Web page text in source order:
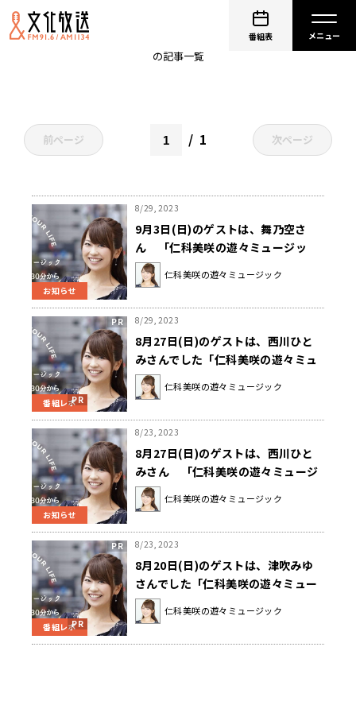
番組表
の記事一覧
前ページ 1 次ページ
お知らせ
8/29, 2023
9月3日(日)のゲストは、舞乃空さ
ん 「仁科美咲の遊々ミュージッ
ク」
仁科美咲の遊々ミュージック
番組レポ
8/29, 2023
8月27日(日)のゲストは、西川ひと
みさんでした「仁科美咲の遊々ミュ
ージック」
仁科美咲の遊々ミュージック
お知らせ
8/23, 2023
8月27日(日)のゲストは、西川ひと
みさん 「仁科美咲の遊々ミュージ
ック」
仁科美咲の遊々ミュージック
番組レポ
8/23, 2023
8月20日(日)のゲストは、津吹みゆ
さんでした「仁科美咲の遊々ミュー
ジック」
仁科美咲の遊々ミュージック